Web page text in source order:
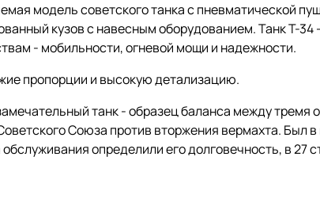
модель советского танка с пневматической
кузов с навесным оборудованием. Танк Т-34
- мобильности, огневой мощи и надежности.
пропорции и высокую детализацию.
танк - образец баланса между
Союза против вторжения вермахта. Был
определили его долговечность, в 27